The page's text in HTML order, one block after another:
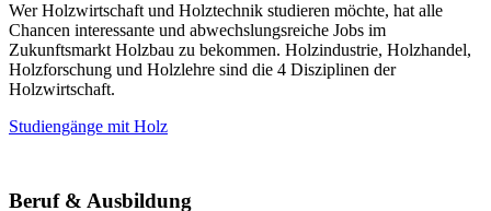
Wer Holzwirtschaft und Holztechnik studieren möchte, hat alle
Chancen interessante und abwechslungsreiche Jobs im
Zukunftsmarkt Holzbau zu bekommen. Holzindustrie, Holzhandel,
Holzforschung und Holzlehre sind die 4 Disziplinen der
Holzwirtschaft.
Studiengänge mit Holz
Beruf & Ausbildung